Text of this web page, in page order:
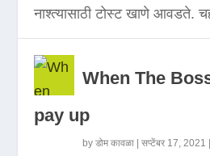
नाश्त्यासाठी टोस्ट खाणे आवडते.
When The
pay up
byडोम कावळा |सप्टेंबर 17, 2021